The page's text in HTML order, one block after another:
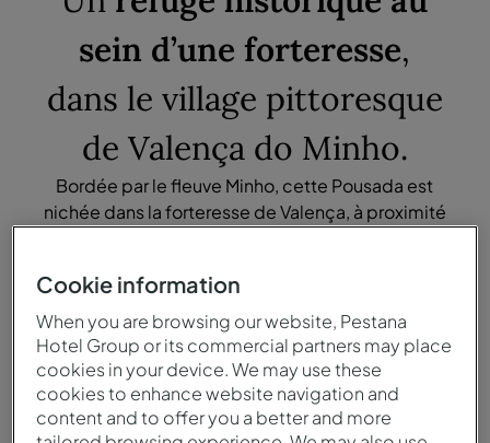
sein d’une forteresse,
dans le village pittoresque
de Valença do Minho.
Bordée par le fleuve Minho, cette Pousada est
nichée dans la forteresse de Valença, à proximité
Au bord du fleuve Nature
Cookie information
When you are browsing our website, Pestana
Hotel Group or its commercial partners may place
cookies in your device. We may use these
cookies to enhance website navigation and
content and to offer you a better and more